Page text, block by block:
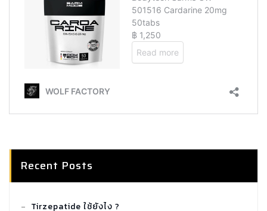
Recent Posts
Tirzepatide ใช้ยังไง ?